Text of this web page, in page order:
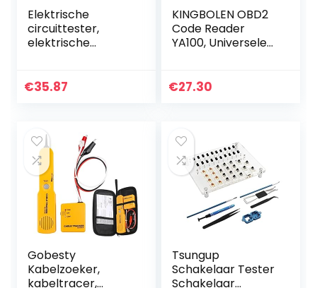
Elektrische
circuittester,
elektrische
kortsluitingzoeker
€35.87
KINGBOLEN OBD2
Code Reader
YA100, Universele
Code Reader &
€27.30
Gobesty
Kabelzoeker,
kabeltracer,
Tsungup
Schakelaar Tester
Schakelaar